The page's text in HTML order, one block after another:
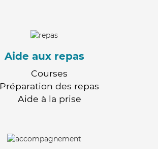
Aide aux repas
Courses
Préparation des repas
Aide à la prise